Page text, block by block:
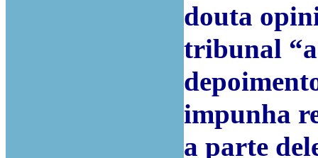
douta
tribunal
impunha
a parte